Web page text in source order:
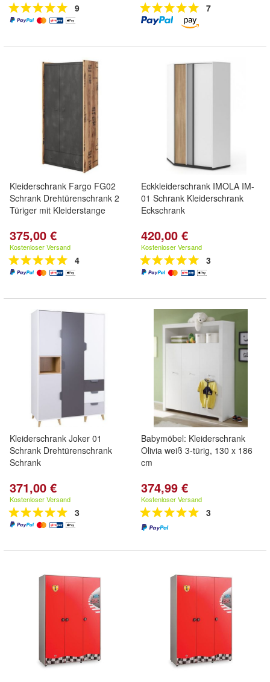
9 7
Kleiderschrank Fargo FG02
Schrank Drehtürenschrank 2
Türiger mit Kleiderstange
375,00 €
Kostenloser Versand
4
Eckkleiderschrank IMOLA IM-
01 Schrank Kleiderschrank
Eckschrank
420,00 €
Kostenloser Versand
3
Kleiderschrank Joker 01
Schrank Drehtürenschrank
Schrank
371,00 €
Kostenloser Versand
3
Babymöbel: Kleiderschrank
Olivia weiß 3-türig, 130 x 186
cm
374,99 €
Kostenloser Versand
3